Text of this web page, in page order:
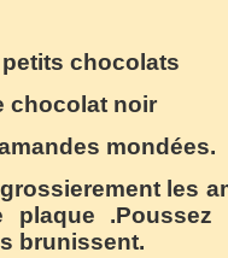
petits chocolats
chocolat noir
mondées.
les
plaque
brunissent.